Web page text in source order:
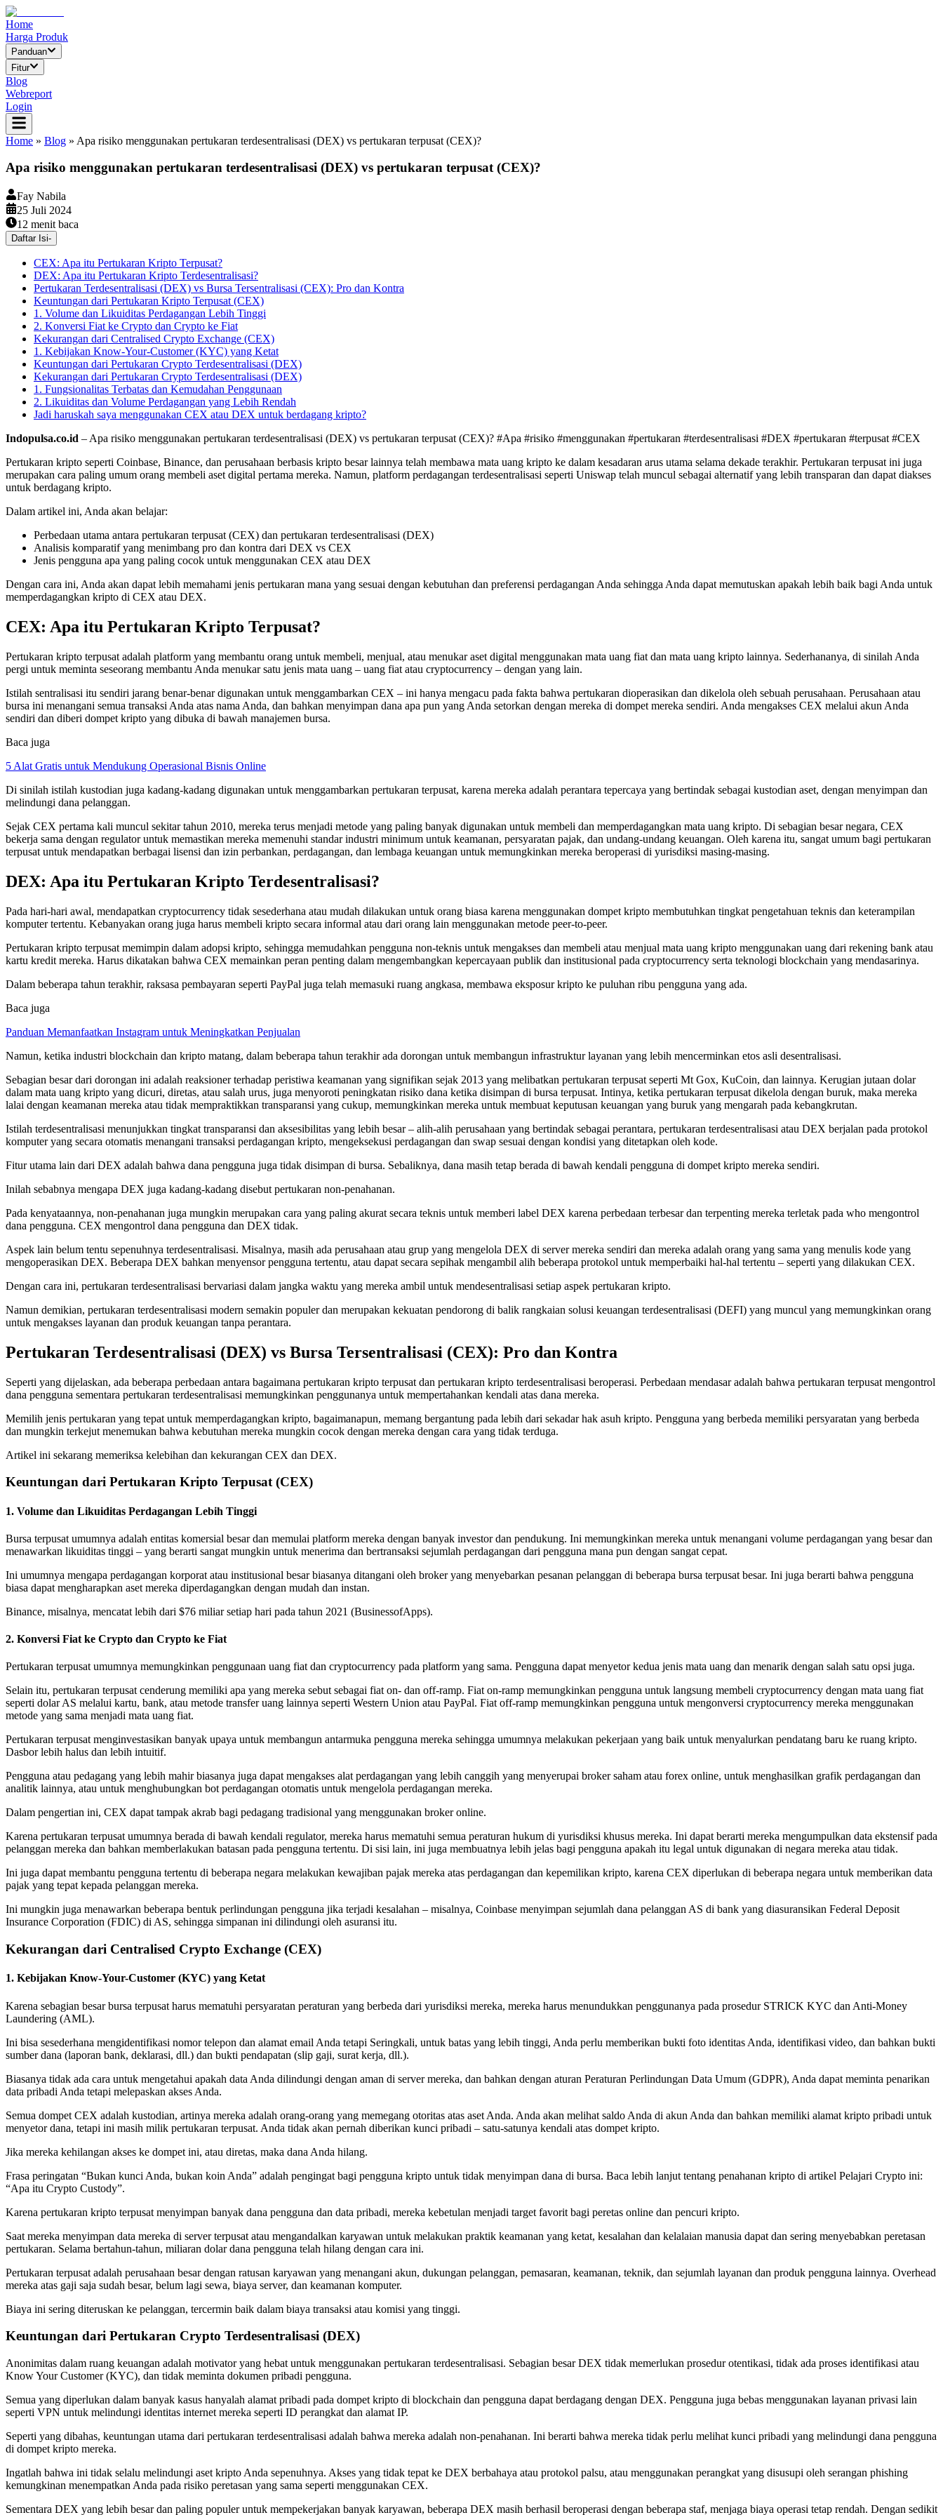
Home
Harga Produk
Panduan
Fitur
Blog
Webreport
Login
Home » Blog » Apa risiko menggunakan pertukaran terdesentralisasi (DEX) vs pertukaran terpusat (CEX)?
Apa risiko menggunakan pertukaran terdesentralisasi (DEX) vs pertukaran terpusat (CEX)?
Fay Nabila
25 Juli 2024
12 menit baca
Daftar Isi-
CEX: Apa itu Pertukaran Kripto Terpusat?
DEX: Apa itu Pertukaran Kripto Terdesentralisasi?
Pertukaran Terdesentralisasi (DEX) vs Bursa Tersentralisasi (CEX): Pro dan Kontra
Keuntungan dari Pertukaran Kripto Terpusat (CEX)
1. Volume dan Likuiditas Perdagangan Lebih Tinggi
2. Konversi Fiat ke Crypto dan Crypto ke Fiat
Kekurangan dari Centralised Crypto Exchange (CEX)
1. Kebijakan Know-Your-Customer (KYC) yang Ketat
Keuntungan dari Pertukaran Crypto Terdesentralisasi (DEX)
Kekurangan dari Pertukaran Crypto Terdesentralisasi (DEX)
1. Fungsionalitas Terbatas dan Kemudahan Penggunaan
2. Likuiditas dan Volume Perdagangan yang Lebih Rendah
Jadi haruskah saya menggunakan CEX atau DEX untuk berdagang kripto?
Indopulsa.co.id – Apa risiko menggunakan pertukaran terdesentralisasi (DEX) vs pertukaran terpusat (CEX)? #Apa #risiko #menggunakan #pertukaran #terdesentralisasi #DEX #pertukaran #terpusat #CEX
Pertukaran kripto seperti Coinbase, Binance, dan perusahaan berbasis kripto besar lainnya telah membawa mata uang kripto ke dalam kesadaran arus utama selama dekade terakhir. Pertukaran terpusat ini juga
merupakan cara paling umum orang membeli aset digital pertama mereka. Namun, platform perdagangan terdesentralisasi seperti Uniswap telah muncul sebagai alternatif yang lebih transparan dan dapat diakses
untuk berdagang kripto.
Dalam artikel ini, Anda akan belajar:
Perbedaan utama antara pertukaran terpusat (CEX) dan pertukaran terdesentralisasi (DEX)
Analisis komparatif yang menimbang pro dan kontra dari DEX vs CEX
Jenis pengguna apa yang paling cocok untuk menggunakan CEX atau DEX
Dengan cara ini, Anda akan dapat lebih memahami jenis pertukaran mana yang sesuai dengan kebutuhan dan preferensi perdagangan Anda sehingga Anda dapat memutuskan apakah lebih baik bagi Anda untuk
memperdagangkan kripto di CEX atau DEX.
CEX: Apa itu Pertukaran Kripto Terpusat?
Pertukaran kripto terpusat adalah platform yang membantu orang untuk membeli, menjual, atau menukar aset digital menggunakan mata uang fiat dan mata uang kripto lainnya. Sederhananya, di sinilah Anda
pergi untuk meminta seseorang membantu Anda menukar satu jenis mata uang – uang fiat atau cryptocurrency – dengan yang lain.
Istilah sentralisasi itu sendiri jarang benar-benar digunakan untuk menggambarkan CEX – ini hanya mengacu pada fakta bahwa pertukaran dioperasikan dan dikelola oleh sebuah perusahaan. Perusahaan atau
bursa ini menangani semua transaksi Anda atas nama Anda, dan bahkan menyimpan dana apa pun yang Anda setorkan dengan mereka di dompet mereka sendiri. Anda mengakses CEX melalui akun Anda
sendiri dan diberi dompet kripto yang dibuka di bawah manajemen bursa.
Baca juga
5 Alat Gratis untuk Mendukung Operasional Bisnis Online
Di sinilah istilah kustodian juga kadang-kadang digunakan untuk menggambarkan pertukaran terpusat, karena mereka adalah perantara tepercaya yang bertindak sebagai kustodian aset, dengan menyimpan dan
melindungi dana pelanggan.
Sejak CEX pertama kali muncul sekitar tahun 2010, mereka terus menjadi metode yang paling banyak digunakan untuk membeli dan memperdagangkan mata uang kripto. Di sebagian besar negara, CEX
bekerja sama dengan regulator untuk memastikan mereka memenuhi standar industri minimum untuk keamanan, persyaratan pajak, dan undang-undang keuangan. Oleh karena itu, sangat umum bagi pertukaran
terpusat untuk mendapatkan berbagai lisensi dan izin perbankan, perdagangan, dan lembaga keuangan untuk memungkinkan mereka beroperasi di yurisdiksi masing-masing.
DEX: Apa itu Pertukaran Kripto Terdesentralisasi?
Pada hari-hari awal, mendapatkan cryptocurrency tidak sesederhana atau mudah dilakukan untuk orang biasa karena menggunakan dompet kripto membutuhkan tingkat pengetahuan teknis dan keterampilan
komputer tertentu. Kebanyakan orang juga harus membeli kripto secara informal atau dari orang lain menggunakan metode peer-to-peer.
Pertukaran kripto terpusat memimpin dalam adopsi kripto, sehingga memudahkan pengguna non-teknis untuk mengakses dan membeli atau menjual mata uang kripto menggunakan uang dari rekening bank atau
kartu kredit mereka. Harus dikatakan bahwa CEX memainkan peran penting dalam mengembangkan kepercayaan publik dan institusional pada cryptocurrency serta teknologi blockchain yang mendasarinya.
Dalam beberapa tahun terakhir, raksasa pembayaran seperti PayPal juga telah memasuki ruang angkasa, membawa eksposur kripto ke puluhan ribu pengguna yang ada.
Baca juga
Panduan Memanfaatkan Instagram untuk Meningkatkan Penjualan
Namun, ketika industri blockchain dan kripto matang, dalam beberapa tahun terakhir ada dorongan untuk membangun infrastruktur layanan yang lebih mencerminkan etos asli desentralisasi.
Sebagian besar dari dorongan ini adalah reaksioner terhadap peristiwa keamanan yang signifikan sejak 2013 yang melibatkan pertukaran terpusat seperti Mt Gox, KuCoin, dan lainnya. Kerugian jutaan dolar
dalam mata uang kripto yang dicuri, diretas, atau salah urus, juga menyoroti peningkatan risiko dana ketika disimpan di bursa terpusat. Intinya, ketika pertukaran terpusat dikelola dengan buruk, maka mereka
lalai dengan keamanan mereka atau tidak mempraktikkan transparansi yang cukup, memungkinkan mereka untuk membuat keputusan keuangan yang buruk yang mengarah pada kebangkrutan.
Istilah terdesentralisasi menunjukkan tingkat transparansi dan aksesibilitas yang lebih besar – alih-alih perusahaan yang bertindak sebagai perantara, pertukaran terdesentralisasi atau DEX berjalan pada protokol
komputer yang secara otomatis menangani transaksi perdagangan kripto, mengeksekusi perdagangan dan swap sesuai dengan kondisi yang ditetapkan oleh kode.
Fitur utama lain dari DEX adalah bahwa dana pengguna juga tidak disimpan di bursa. Sebaliknya, dana masih tetap berada di bawah kendali pengguna di dompet kripto mereka sendiri.
Inilah sebabnya mengapa DEX juga kadang-kadang disebut pertukaran non-penahanan.
Pada kenyataannya, non-penahanan juga mungkin merupakan cara yang paling akurat secara teknis untuk memberi label DEX karena perbedaan terbesar dan terpenting mereka terletak pada who mengontrol
dana pengguna. CEX mengontrol dana pengguna dan DEX tidak.
Aspek lain belum tentu sepenuhnya terdesentralisasi. Misalnya, masih ada perusahaan atau grup yang mengelola DEX di server mereka sendiri dan mereka adalah orang yang sama yang menulis kode yang
mengoperasikan DEX. Beberapa DEX bahkan menyensor pengguna tertentu, atau dapat secara sepihak mengambil alih beberapa protokol untuk memperbaiki hal-hal tertentu – seperti yang dilakukan CEX.
Dengan cara ini, pertukaran terdesentralisasi bervariasi dalam jangka waktu yang mereka ambil untuk mendesentralisasi setiap aspek pertukaran kripto.
Namun demikian, pertukaran terdesentralisasi modern semakin populer dan merupakan kekuatan pendorong di balik rangkaian solusi keuangan terdesentralisasi (DEFI) yang muncul yang memungkinkan orang
untuk mengakses layanan dan produk keuangan tanpa perantara.
Pertukaran Terdesentralisasi (DEX) vs Bursa Tersentralisasi (CEX): Pro dan Kontra
Seperti yang dijelaskan, ada beberapa perbedaan antara bagaimana pertukaran kripto terpusat dan pertukaran kripto terdesentralisasi beroperasi. Perbedaan mendasar adalah bahwa pertukaran terpusat mengontrol
dana pengguna sementara pertukaran terdesentralisasi memungkinkan penggunanya untuk mempertahankan kendali atas dana mereka.
Memilih jenis pertukaran yang tepat untuk memperdagangkan kripto, bagaimanapun, memang bergantung pada lebih dari sekadar hak asuh kripto. Pengguna yang berbeda memiliki persyaratan yang berbeda
dan mungkin terkejut menemukan bahwa kebutuhan mereka mungkin cocok dengan mereka dengan cara yang tidak terduga.
Artikel ini sekarang memeriksa kelebihan dan kekurangan CEX dan DEX.
Keuntungan dari Pertukaran Kripto Terpusat (CEX)
1. Volume dan Likuiditas Perdagangan Lebih Tinggi
Bursa terpusat umumnya adalah entitas komersial besar dan memulai platform mereka dengan banyak investor dan pendukung. Ini memungkinkan mereka untuk menangani volume perdagangan yang besar dan
menawarkan likuiditas tinggi – yang berarti sangat mungkin untuk menerima dan bertransaksi sejumlah perdagangan dari pengguna mana pun dengan sangat cepat.
Ini umumnya mengapa perdagangan korporat atau institusional besar biasanya ditangani oleh broker yang menyebarkan pesanan pelanggan di beberapa bursa terpusat besar. Ini juga berarti bahwa pengguna
biasa dapat mengharapkan aset mereka diperdagangkan dengan mudah dan instan.
Binance, misalnya, mencatat lebih dari $76 miliar setiap hari pada tahun 2021 (BusinessofApps).
2. Konversi Fiat ke Crypto dan Crypto ke Fiat
Pertukaran terpusat umumnya memungkinkan penggunaan uang fiat dan cryptocurrency pada platform yang sama. Pengguna dapat menyetor kedua jenis mata uang dan menarik dengan salah satu opsi juga.
Selain itu, pertukaran terpusat cenderung memiliki apa yang mereka sebut sebagai fiat on- dan off-ramp. Fiat on-ramp memungkinkan pengguna untuk langsung membeli cryptocurrency dengan mata uang fiat
seperti dolar AS melalui kartu, bank, atau metode transfer uang lainnya seperti Western Union atau PayPal. Fiat off-ramp memungkinkan pengguna untuk mengonversi cryptocurrency mereka menggunakan
metode yang sama menjadi mata uang fiat.
Pertukaran terpusat menginvestasikan banyak upaya untuk membangun antarmuka pengguna mereka sehingga umumnya melakukan pekerjaan yang baik untuk menyalurkan pendatang baru ke ruang kripto.
Dasbor lebih halus dan lebih intuitif.
Pengguna atau pedagang yang lebih mahir biasanya juga dapat mengakses alat perdagangan yang lebih canggih yang menyerupai broker saham atau forex online, untuk menghasilkan grafik perdagangan dan
analitik lainnya, atau untuk menghubungkan bot perdagangan otomatis untuk mengelola perdagangan mereka.
Dalam pengertian ini, CEX dapat tampak akrab bagi pedagang tradisional yang menggunakan broker online.
Karena pertukaran terpusat umumnya berada di bawah kendali regulator, mereka harus mematuhi semua peraturan hukum di yurisdiksi khusus mereka. Ini dapat berarti mereka mengumpulkan data ekstensif pada
pelanggan mereka dan bahkan memberlakukan batasan pada pengguna tertentu. Di sisi lain, ini juga membuatnya lebih jelas bagi pengguna apakah itu legal untuk digunakan di negara mereka atau tidak.
Ini juga dapat membantu pengguna tertentu di beberapa negara melakukan kewajiban pajak mereka atas perdagangan dan kepemilikan kripto, karena CEX diperlukan di beberapa negara untuk memberikan data
pajak yang tepat kepada pelanggan mereka.
Ini mungkin juga menawarkan beberapa bentuk perlindungan pengguna jika terjadi kesalahan – misalnya, Coinbase menyimpan sejumlah dana pelanggan AS di bank yang diasuransikan Federal Deposit
Insurance Corporation (FDIC) di AS, sehingga simpanan ini dilindungi oleh asuransi itu.
Kekurangan dari Centralised Crypto Exchange (CEX)
1. Kebijakan Know-Your-Customer (KYC) yang Ketat
Karena sebagian besar bursa terpusat harus mematuhi persyaratan peraturan yang berbeda dari yurisdiksi mereka, mereka harus menundukkan penggunanya pada prosedur STRICK KYC dan Anti-Money
Laundering (AML).
Ini bisa sesederhana mengidentifikasi nomor telepon dan alamat email Anda tetapi Seringkali, untuk batas yang lebih tinggi, Anda perlu memberikan bukti foto identitas Anda, identifikasi video, dan bahkan bukti
sumber dana (laporan bank, deklarasi, dll.) dan bukti pendapatan (slip gaji, surat kerja, dll.).
Biasanya tidak ada cara untuk mengetahui apakah data Anda dilindungi dengan aman di server mereka, dan bahkan dengan aturan Peraturan Perlindungan Data Umum (GDPR), Anda dapat meminta penarikan
data pribadi Anda tetapi melepaskan akses Anda.
Semua dompet CEX adalah kustodian, artinya mereka adalah orang-orang yang memegang otoritas atas aset Anda. Anda akan melihat saldo Anda di akun Anda dan bahkan memiliki alamat kripto pribadi untuk
menyetor dana, tetapi ini masih milik pertukaran terpusat. Anda tidak akan pernah diberikan kunci pribadi – satu-satunya kendali atas dompet kripto.
Jika mereka kehilangan akses ke dompet ini, atau diretas, maka dana Anda hilang.
Frasa peringatan “Bukan kunci Anda, bukan koin Anda” adalah pengingat bagi pengguna kripto untuk tidak menyimpan dana di bursa. Baca lebih lanjut tentang penahanan kripto di artikel Pelajari Crypto ini:
“Apa itu Crypto Custody”.
Karena pertukaran kripto terpusat menyimpan banyak dana pengguna dan data pribadi, mereka kebetulan menjadi target favorit bagi peretas online dan pencuri kripto.
Saat mereka menyimpan data mereka di server terpusat atau mengandalkan karyawan untuk melakukan praktik keamanan yang ketat, kesalahan dan kelalaian manusia dapat dan sering menyebabkan peretasan
pertukaran. Selama bertahun-tahun, miliaran dolar dana pengguna telah hilang dengan cara ini.
Pertukaran terpusat adalah perusahaan besar dengan ratusan karyawan yang menangani akun, dukungan pelanggan, pemasaran, keamanan, teknik, dan sejumlah layanan dan produk pengguna lainnya. Overhead
mereka atas gaji saja sudah besar, belum lagi sewa, biaya server, dan keamanan komputer.
Biaya ini sering diteruskan ke pelanggan, tercermin baik dalam biaya transaksi atau komisi yang tinggi.
Keuntungan dari Pertukaran Crypto Terdesentralisasi (DEX)
Anonimitas dalam ruang keuangan adalah motivator yang hebat untuk menggunakan pertukaran terdesentralisasi. Sebagian besar DEX tidak memerlukan prosedur otentikasi, tidak ada proses identifikasi atau
Know Your Customer (KYC), dan tidak meminta dokumen pribadi pengguna.
Semua yang diperlukan dalam banyak kasus hanyalah alamat pribadi pada dompet kripto di blockchain dan pengguna dapat berdagang dengan DEX. Pengguna juga bebas menggunakan layanan privasi lain
seperti VPN untuk melindungi identitas internet mereka seperti ID perangkat dan alamat IP.
Seperti yang dibahas, keuntungan utama dari pertukaran terdesentralisasi adalah bahwa mereka adalah non-penahanan. Ini berarti bahwa mereka tidak perlu melihat kunci pribadi yang melindungi dana pengguna
di dompet kripto mereka.
Ingatlah bahwa ini tidak selalu melindungi aset kripto Anda sepenuhnya. Akses yang tidak tepat ke DEX berbahaya atau protokol palsu, atau menggunakan perangkat yang disusupi oleh serangan phishing
kemungkinan menempatkan Anda pada risiko peretasan yang sama seperti menggunakan CEX.
Sementara DEX yang lebih besar dan paling populer untuk mempekerjakan banyak karyawan, beberapa DEX masih berhasil beroperasi dengan beberapa staf, menjaga biaya operasi tetap rendah. Dengan sedikit